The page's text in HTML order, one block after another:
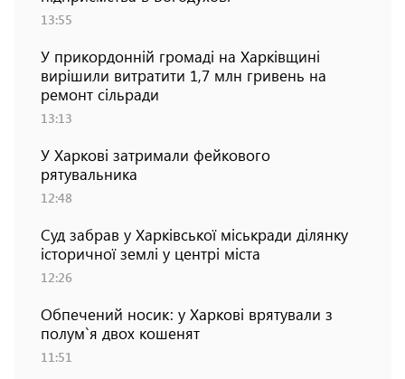
13:55
У прикордонній громаді на Харківщині
вирішили витратити 1,7 млн гривень на
ремонт сільради
13:13
У Харкові затримали фейкового
рятувальника
12:48
Суд забрав у Харківської міськради ділянку
історичної землі у центрі міста
12:26
Обпечений носик: у Харкові врятували з
полум`я двох кошенят
11:51